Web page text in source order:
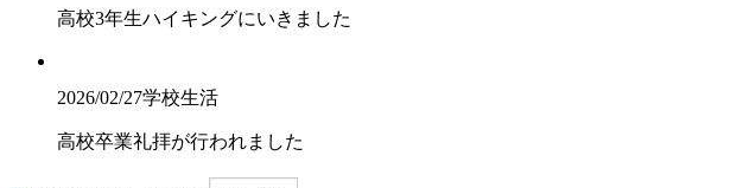
高校3年生ハイキングにいきました
2026/02/27学校生活
高校卒業礼拝が行われました